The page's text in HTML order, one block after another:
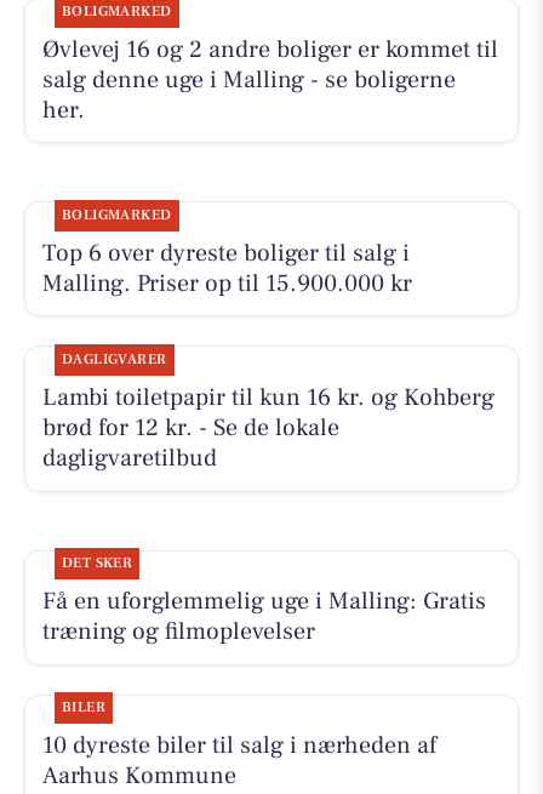
BOLIGMARKED
Øvlevej 16 og 2 andre boliger er kommet til
salg denne uge i Malling - se boligerne
her.
BOLIGMARKED
Top 6 over dyreste boliger til salg i
Malling. Priser op til 15.900.000 kr
DAGLIGVARER
Lambi toiletpapir til kun 16 kr. og Kohberg
brød for 12 kr. - Se de lokale
dagligvaretilbud
DET SKER
Få en uforglemmelig uge i Malling: Gratis
træning og filmoplevelser
BILER
10 dyreste biler til salg i nærheden af
Aarhus Kommune